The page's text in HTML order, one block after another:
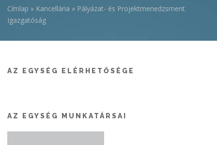
Jelenlegi hely
Címlap » Kancellária » Pályázat- és Projektmenedzsment
Igazgatóság
AZ EGYSÉG ELÉRHETŐSÉGE
AZ EGYSÉG MUNKATÁRSAI